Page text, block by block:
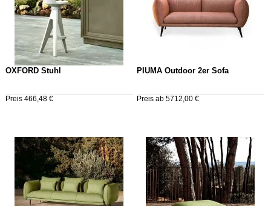
OXFORD Stuhl
Preis 466,48 €
PIUMA Outdoor 2er Sofa
Preis ab 5712,00 €